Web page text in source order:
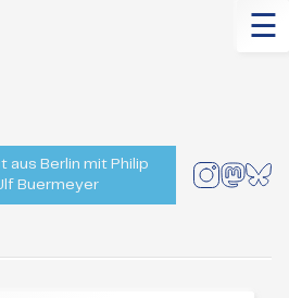
☰
aus Berlin mit Philip
Buermeyer